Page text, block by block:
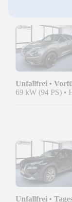
Unfallfrei •
69 kW (94 PS) •
Unfallfrei •